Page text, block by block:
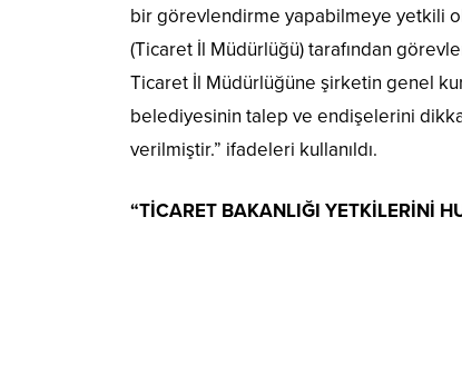
bir görevlendirme yapabilmeye yetkili
(Ticaret İl Müdürlüğü) tarafından
Ticaret İl Müdürlüğüne şirketin genel
belediyesinin talep ve endişelerini
verilmiştir.” ifadeleri kullanıldı.
“TİCARET BAKANLIĞI YETKİLERİNİ